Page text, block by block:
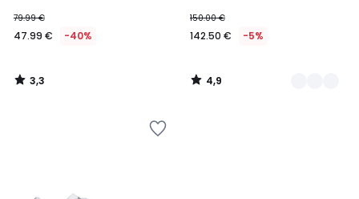
79.99 €
47.99 € -40%
3,3
/
150.00 €
142.50 € -5%
4,9
/